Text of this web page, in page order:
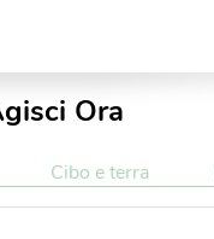
Ora
Cibo e terra